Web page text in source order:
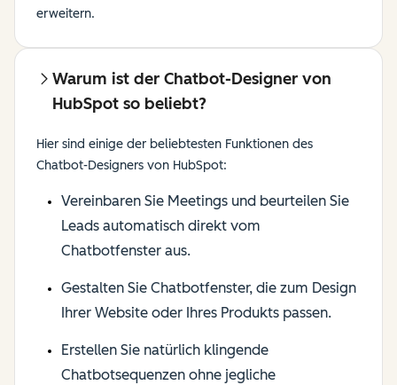
erweitern.
Warum ist der Chatbot-Designer von
HubSpot so beliebt?
Hier sind einige der beliebtesten Funktionen des
Chatbot-Designers von HubSpot:
Vereinbaren Sie Meetings und beurteilen Sie
Leads automatisch direkt vom
Chatbotfenster aus.
Gestalten Sie Chatbotfenster, die zum Design
Ihrer Website oder Ihres Produkts passen.
Erstellen Sie natürlich klingende
Chatbotsequenzen ohne jegliche